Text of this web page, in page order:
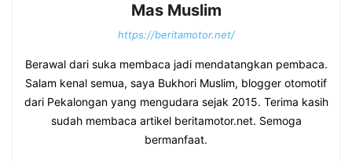
Mas Muslim
https://beritamotor.net/
Berawal dari suka membaca jadi mendatangkan pembaca.
Salam kenal semua, saya Bukhori Muslim, blogger otomotif
dari Pekalongan yang mengudara sejak 2015. Terima kasih
sudah membaca artikel beritamotor.net. Semoga
bermanfaat.